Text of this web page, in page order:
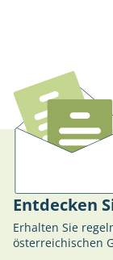
Entdecken
Erhalten Sie
österreichischen